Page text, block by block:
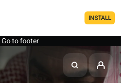
INSTALL
Go to footer